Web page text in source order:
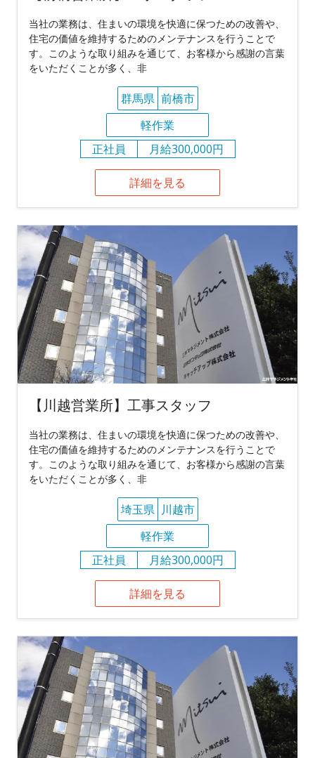
当社の業務は、住まいの環境を快適に保つための改善や、
住宅の価値を維持するためのメンテナンスを行うことで
す。このような取り組みを通じて、お客様から感謝の言葉
をいただくことが多く、非
群馬県 前橋市
軽作業
正社員
月給300,000円
詳細を見る
【川越営業所】工事スタッフ
当社の業務は、住まいの環境を快適に保つための改善や、
住宅の価値を維持するためのメンテナンスを行うことで
す。このような取り組みを通じて、お客様から感謝の言葉
をいただくことが多く、非
埼玉県 川越市
軽作業
正社員
月給300,000円
詳細を見る